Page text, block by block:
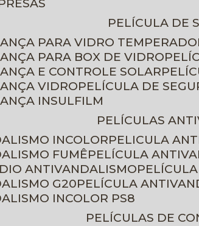
PELÍCULA DE
PARA VIDRO TEMPERADO
PARA BOX DE VIDRO
E CONTROLE SOLAR
VIDRO
PELÍCULA DE
INSULFILM
PELÍCULAS
INCOLOR
PELICULA
FUMÊ
PELÍCULA
ANTIVANDALISMO
G20
PELÍCULA
INCOLOR PS8
PELÍCULAS DE